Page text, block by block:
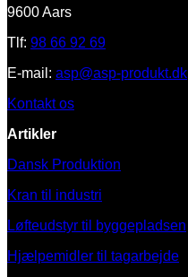
9600 Aars
Tlf: 98 66 92 69
E-mail: asp@asp-produkt.dk
Kontakt os
Artikler
Dansk Produktion
Kran til industri
Løfteudstyr til byggepladsen
Hjælpemidler til tagarbejde